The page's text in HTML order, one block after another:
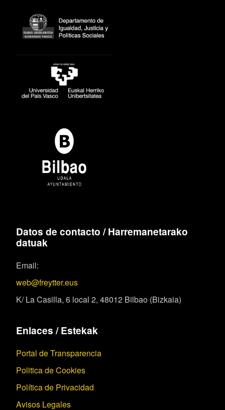
Datos de contacto / Harremanetarako
datuak
Email:
web@freytter.eus
K/ La Casilla, 6 local 2, 48012 Bilbao (Bizkaia)
Enlaces / Estekak
Portal de Transparencia
Politica de Cookies
Política de Privacidad
Avisos Legales